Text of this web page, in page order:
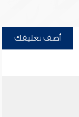
أضف تعليقك